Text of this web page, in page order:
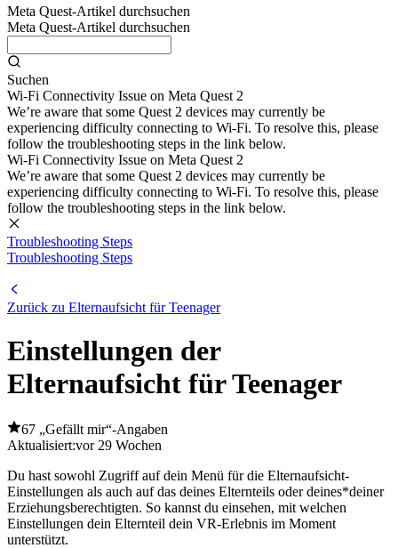
Meta Quest-Artikel durchsuchen
Meta Quest-Artikel durchsuchen
Suchen
Wi-Fi Connectivity Issue on Meta Quest 2
We’re aware that some Quest 2 devices may currently be
experiencing difficulty connecting to Wi-Fi. To resolve this, please
follow the troubleshooting steps in the link below.
Wi-Fi Connectivity Issue on Meta Quest 2
We’re aware that some Quest 2 devices may currently be
experiencing difficulty connecting to Wi-Fi. To resolve this, please
follow the troubleshooting steps in the link below.
Troubleshooting Steps
Troubleshooting Steps
Zurück zu Elternaufsicht für Teenager
Einstellungen der
Elternaufsicht für Teenager
67 „Gefällt mir“-Angaben
Aktualisiert:vor 29 Wochen
Du hast sowohl Zugriff auf dein Menü für die Elternaufsicht-
Einstellungen als auch auf das deines Elternteils oder deines*deiner
Erziehungsberechtigten. So kannst du einsehen, mit welchen
Einstellungen dein Elternteil dein VR-Erlebnis im Moment
unterstützt.